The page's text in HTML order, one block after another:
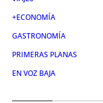
+ECONOMÍA
GASTRONOMÍA
PRIMERAS PLANAS
EN VOZ BAJA